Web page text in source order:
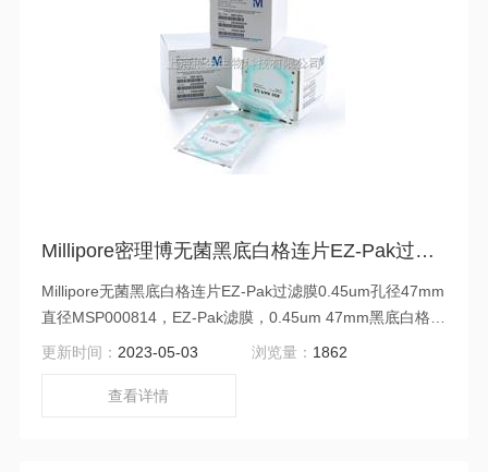
Millipore密理博无菌黑底白格连片EZ-Pak过滤膜0.45um 47mm MSP000814
Millipore无菌黑底白格连片EZ-Pak过滤膜0.45um孔径47mm
直径MSP000814，EZ-Pak滤膜，0.45um 47mm黑底白格，
4组，每组150片滤膜。
更新时间： 2023-05-03 浏览量： 1862
查看详情